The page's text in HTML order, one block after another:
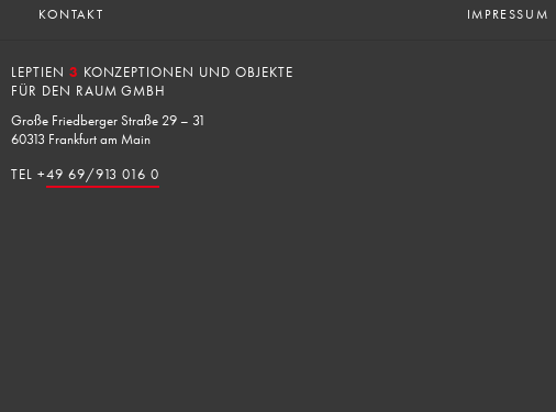
KONTAKT IMPRESSUM
LEPTIEN 3 KONZEPTIONEN UND OBJEKTE
FÜR DEN RAUM GMBH
Große Friedberger Straße 29 – 31
60313 Frankfurt am Main
TEL +49 69/913 016 0